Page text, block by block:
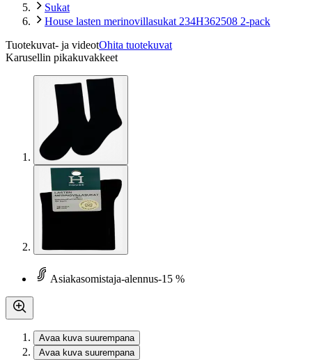
Sukat
House lasten merinovillasukat 234H362508 2-pack
Tuotekuvat- ja videotOhita tuotekuvat
Karusellin pikakuvakkeet
Asiakasomistaja-alennus-15 %
Avaa kuva suurempana
Avaa kuva suurempana